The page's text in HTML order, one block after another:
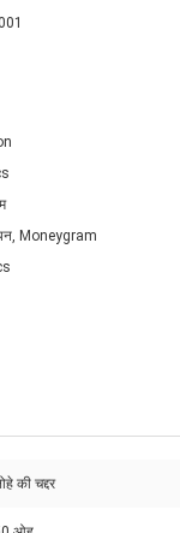
Moneygram
की चद्दर